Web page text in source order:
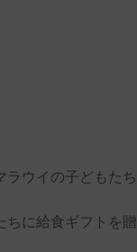
ウイの子どもたち
ちに給食ギフトを贈